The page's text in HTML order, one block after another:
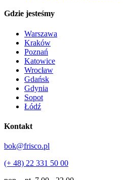
Gdzie jesteśmy
Warszawa
Kraków
Poznań
Katowice
Wrocław
Gdańsk
Gdynia
Sopot
Łódź
Kontakt
bok@frisco.pl
(+ 48) 22 331 50 00